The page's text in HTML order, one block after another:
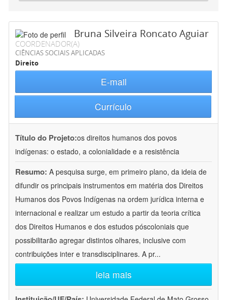
Bruna Silveira Roncato Aguiar
COORDENADOR(A)
CIÊNCIAS SOCIAIS APLICADAS
Direito
E-mail
Currículo
Título do Projeto:os direitos humanos dos povos
indígenas: o estado, a colonialidade e a resistência
Resumo: A pesquisa surge, em primeiro plano, da ideia de
difundir os principais instrumentos em matéria dos Direitos
Humanos dos Povos Indígenas na ordem jurídica interna e
internacional e realizar um estudo a partir da teoria crítica
dos Direitos Humanos e dos estudos póscoloniais que
possibilitarão agregar distintos olhares, inclusive com
contribuições inter e transdisciplinares. A pr...
leia mais